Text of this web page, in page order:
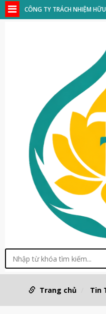
CÔNG TY TRÁCH NHIỆM
Trang chủ Tin